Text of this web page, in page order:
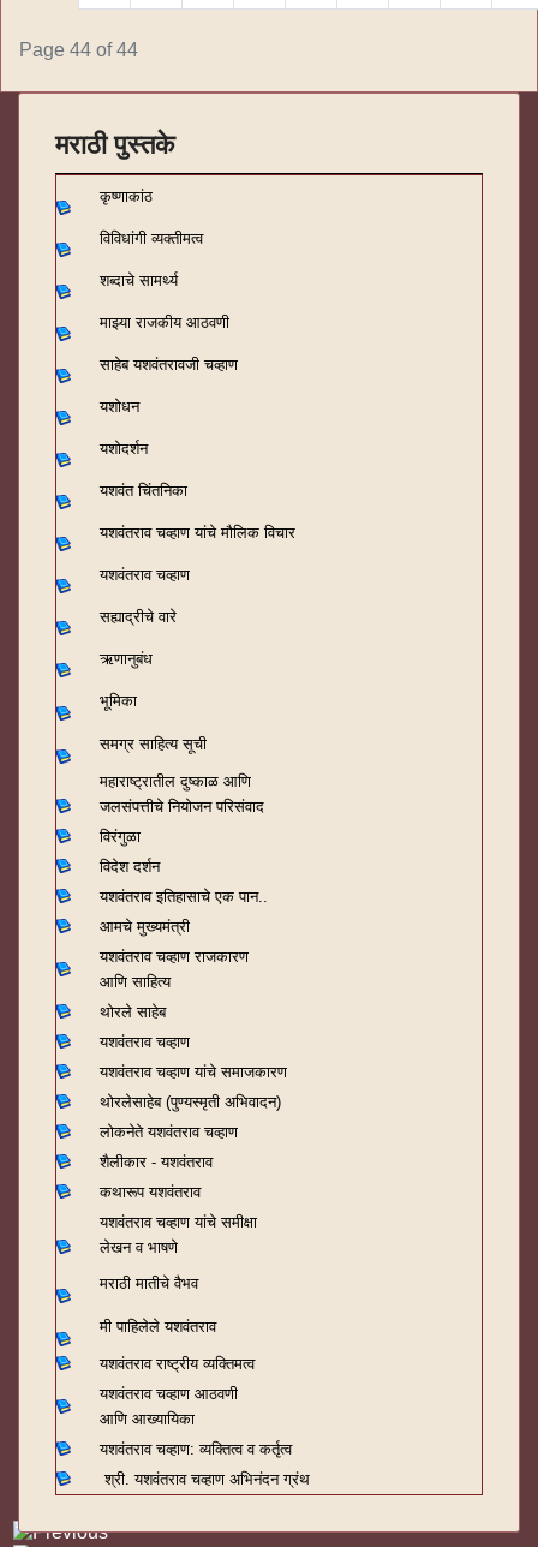
Page 44 of 44
मराठी पुस्तके
कृष्णाकांठ
विविधांगी व्यक्तीमत्व
शब्दाचे सामर्थ्य
माझ्या राजकीय आठवणी
साहेब यशवंतरावजी चव्हाण
यशोधन
यशोदर्शन
यशवंत चिंतनिका
यशवंतराव चव्हाण यांचे मौलिक विचार
यशवंतराव चव्हाण
सह्याद्रीचे वारे
ऋणानुबंध
भूमिका
समग्र साहित्य सूची
महाराष्ट्रातील दुष्काळ आणि
जलसंपत्तीचे नियोजन परिसंवाद
विरंगुळा
विदेश दर्शन
यशवंतराव इतिहासाचे एक पान..
आमचे मुख्यमंत्री
यशवंतराव चव्हाण राजकारण
आणि साहित्य
थोरले साहेब
यशवंतराव चव्हाण
यशवंतराव चव्हाण यांचे समाजकारण
थोरलेसाहेब (पुण्यस्मृती अभिवादन)
लोकनेते यशवंतराव चव्हाण
शैलीकार - यशवंतराव
कथारूप यशवंतराव
यशवंतराव चव्हाण यांचे समीक्षा
लेखन व भाषणे
मराठी मातीचे वैभव
मी पाहिलेले यशवंतराव
यशवंतराव राष्ट्रीय व्यक्तिमत्व
यशवंतराव चव्हाण आठवणी
आणि आख्यायिका
यशवंतराव चव्हाण: व्यक्तित्व व कर्तृत्व
श्री. यशवंतराव चव्हाण अभिनंदन ग्रंथ